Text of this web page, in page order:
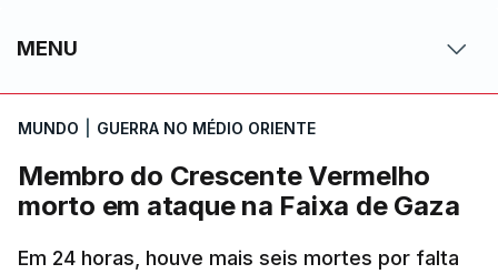
MENU
MUNDO GUERRA NO MÉDIO ORIENTE
Membro do Crescente Vermelho
morto em ataque na Faixa de Gaza
Em 24 horas, houve mais seis mortes por falta